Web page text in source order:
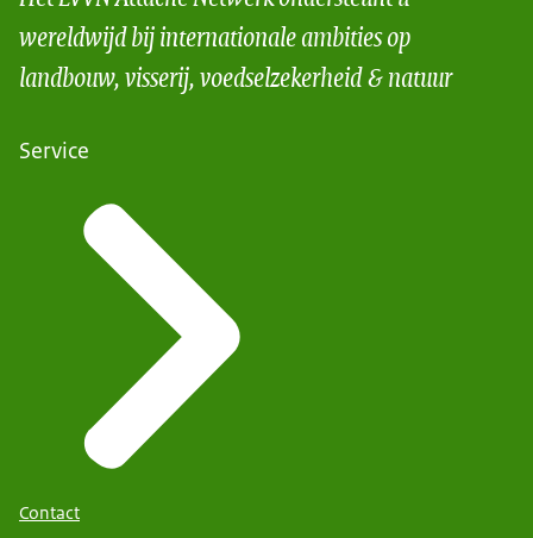
wereldwijd bij internationale ambities op
landbouw, visserij, voedselzekerheid & natuur
Service
Contact